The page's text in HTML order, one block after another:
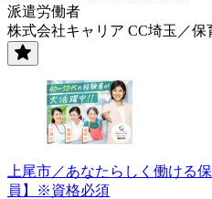
派遣労働者
株式会社キャリア CC埼玉／保
上尾市／あなたらしく働ける
員】※資格必須